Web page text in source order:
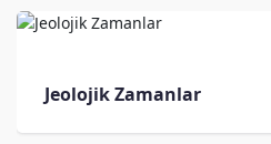
Jeolojik Zamanlar